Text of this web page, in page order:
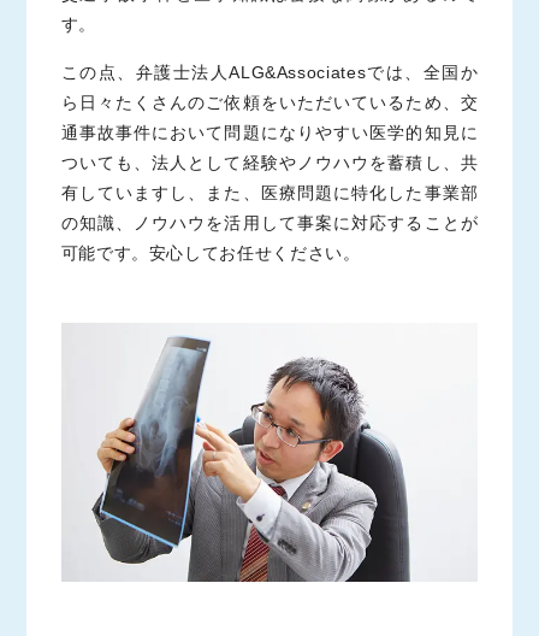
す。
この点、弁護士法人ALG&Associatesでは、全国か
ら日々たくさんのご依頼をいただいているため、交
通事故事件において問題になりやすい医学的知見に
ついても、法人として経験やノウハウを蓄積し、共
有していますし、また、医療問題に特化した事業部
の知識、ノウハウを活用して事案に対応することが
可能です。安心してお任せください。